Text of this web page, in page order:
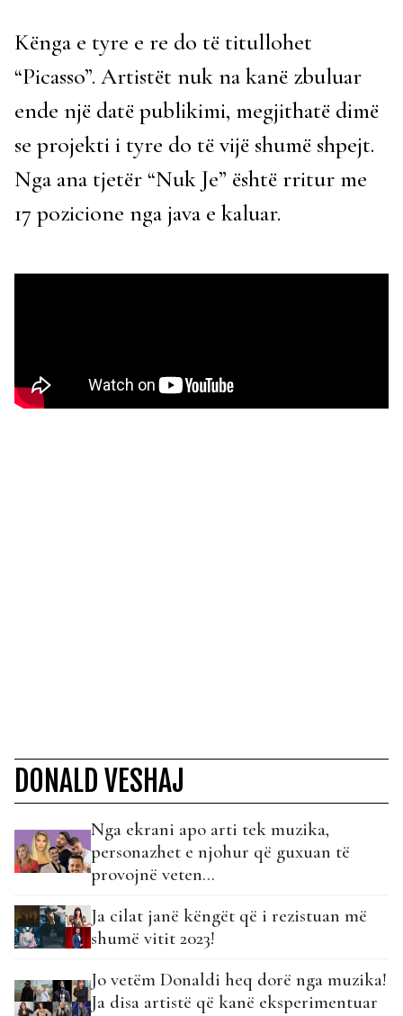
Kënga e tyre e re do të titullohet
“Picasso”. Artistët nuk na kanë zbuluar
ende një datë publikimi, megjithatë dimë
se projekti i tyre do të vijë shumë shpejt.
Nga ana tjetër “Nuk Je” është rritur me
17 pozicione nga java e kaluar.
DONALD VESHAJ
Nga ekrani apo arti tek muzika,
personazhet e njohur që guxuan të
provojnë veten…
Ja cilat janë këngët që i rezistuan më
shumë vitit 2023!
Jo vetëm Donaldi heq dorë nga muzika!
Ja disa artistë që kanë eksperimentuar